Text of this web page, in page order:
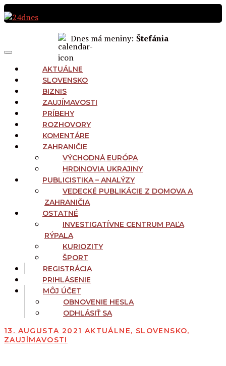
Preskočiť
na
Dnes má meniny: Štefánia
NAVIGATION
Menu
AKTUÁLNE
SLOVENSKO
BIZNIS
ZAUJÍMAVOSTI
PRÍBEHY
ROZHOVORY
KOMENTÁRE
ZAHRANIČIE
VÝCHODNÁ EURÓPA
HRDINOVIA UKRAJINY
PUBLICISTIKA – ANALÝZY
VEDECKÉ PUBLIKÁCIE Z DOMOVA A
ZAHRANIČIA
OSTATNÉ
INVESTIGATÍVNE CENTRUM PAĽA
RÝPALA
KURIOZITY
ŠPORT
REGISTRÁCIA
PRIHLÁSENIE
MÔJ ÚČET
OBNOVENIE HESLA
ODHLÁSIŤ SA
13. AUGUSTA 2021 AKTUÁLNE, SLOVENSKO,
ZAUJÍMAVOSTI